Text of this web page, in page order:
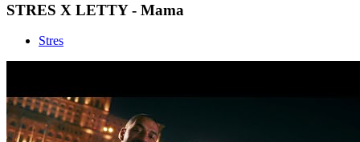
STRES X LETTY - Mama
Stres